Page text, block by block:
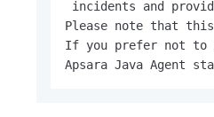
incidents and
Please note that
If you prefer not to
Apsara Java Agent